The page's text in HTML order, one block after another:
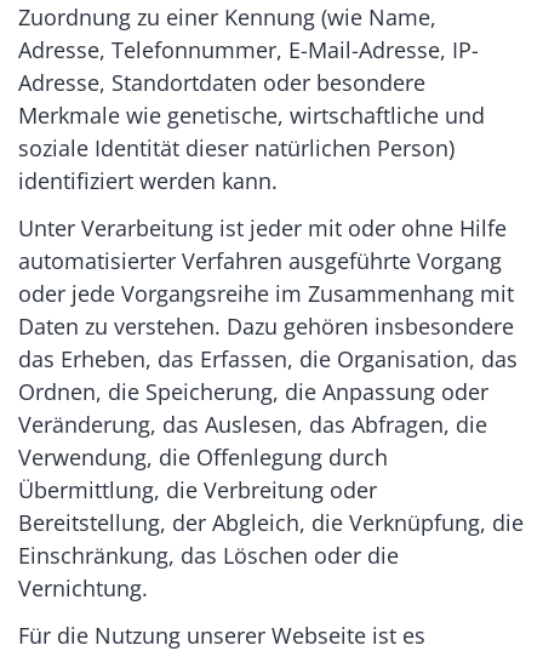
Zuordnung zu einer Kennung (wie Name,
Adresse, Telefonnummer, E-Mail-Adresse, IP-
Adresse, Standortdaten oder besondere
Merkmale wie genetische, wirtschaftliche und
soziale Identität dieser natürlichen Person)
identifiziert werden kann.
Unter Verarbeitung ist jeder mit oder ohne Hilfe
automatisierter Verfahren ausgeführte Vorgang
oder jede Vorgangsreihe im Zusammenhang mit
Daten zu verstehen. Dazu gehören insbesondere
das Erheben, das Erfassen, die Organisation, das
Ordnen, die Speicherung, die Anpassung oder
Veränderung, das Auslesen, das Abfragen, die
Verwendung, die Offenlegung durch
Übermittlung, die Verbreitung oder
Bereitstellung, der Abgleich, die Verknüpfung, die
Einschränkung, das Löschen oder die
Vernichtung.
Für die Nutzung unserer Webseite ist es